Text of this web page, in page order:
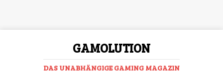
GAMOLUTION
DAS UNABHÄNGIGE GAMING MAGAZIN